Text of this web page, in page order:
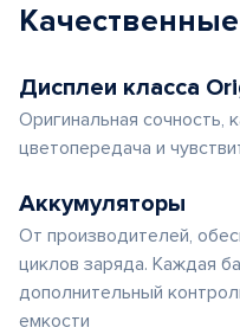
Дисплеи класса
Оригинальная сочность,
цветопередача и
Аккумуляторы
От производителей,
циклов заряда. Каждая
дополнительный
емкости